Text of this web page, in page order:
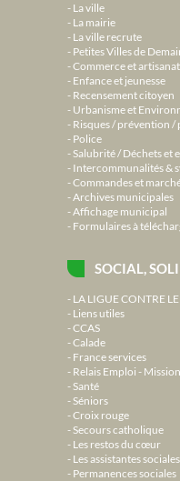
La ville
La mairie
La ville recrute
Petites Villes de
Commerce et artisanat
Enfance et jeunesse
Recensement citoyen
Urbanisme et
Risques / prévention
Police
Salubrité / Déchets et
Intercommunalités &
Commandes et
Archives municipales
Affichage municipal
Formulaires à
SOCIAL,
LA LIGUE CONTRE
Liens utiles
CCAS
Calade
France services
Relais Emploi -
Santé
Séniors
Croix rouge
Secours catholique
Les restos du cœur
Les assistantes sociales
Permanences sociales